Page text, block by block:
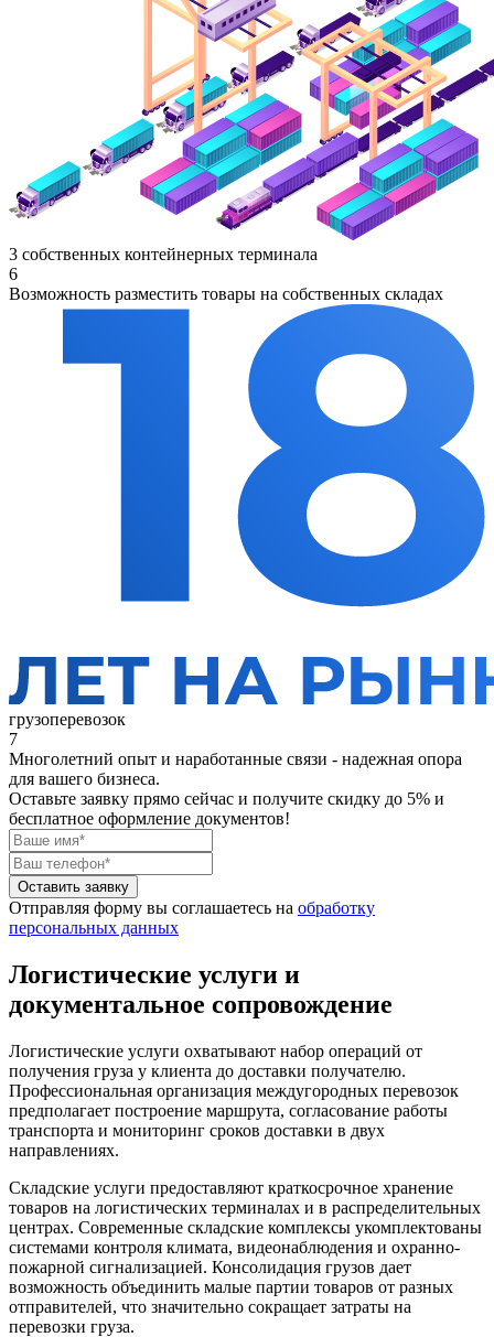
3 собственных контейнерных терминала
6
Возможность разместить товары на собственных складах
грузоперевозок
7
Многолетний опыт и наработанные связи - надежная опора
для вашего бизнеса.
Оставьте заявку прямо сейчас и получите скидку до 5% и
бесплатное оформление документов!
Оставить заявку
Отправляя форму вы соглашаетесь на обработку
персональных данных
Логистические услуги и
документальное сопровождение
Логистические услуги охватывают набор операций от
получения груза у клиента до доставки получателю.
Профессиональная организация междугородных перевозок
предполагает построение маршрута, согласование работы
транспорта и мониторинг сроков доставки в двух
направлениях.
Складские услуги предоставляют краткосрочное хранение
товаров на логистических терминалах и в распределительных
центрах. Современные складские комплексы укомплектованы
системами контроля климата, видеонаблюдения и охранно-
пожарной сигнализацией. Консолидация грузов дает
возможность объединить малые партии товаров от разных
отправителей, что значительно сокращает затраты на
перевозки груза.